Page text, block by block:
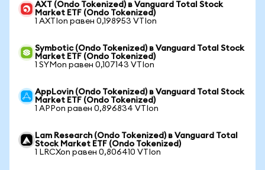
AXT (Ondo Tokenized) в Vanguard Total Stock
Market ETF (Ondo Tokenized)
1 AXTIon равен 0,198953 VTIon
Symbotic (Ondo Tokenized) в Vanguard Total Stock
Market ETF (Ondo Tokenized)
1 SYMon равен 0,107143 VTIon
AppLovin (Ondo Tokenized) в Vanguard Total Stock
Market ETF (Ondo Tokenized)
1 APPon равен 0,896834 VTIon
Lam Research (Ondo Tokenized) в Vanguard Total
Stock Market ETF (Ondo Tokenized)
1 LRCXon равен 0,806410 VTIon